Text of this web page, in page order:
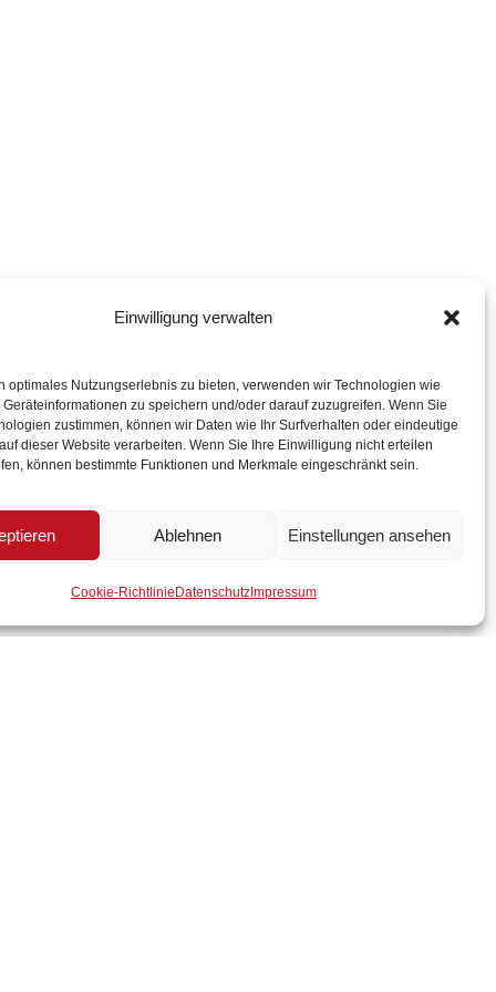
Einwilligung verwalten
optimales Nutzungserlebnis zu bieten, verwenden wir Technologien wie
zu speichern und/oder darauf zuzugreifen. Wenn Sie
zustimmen, können wir Daten wie Ihr Surfverhalten oder eindeutige
dieser Website verarbeiten. Wenn Sie Ihre Einwilligung nicht erteilen
können bestimmte Funktionen und Merkmale eingeschränkt sein.
Ablehnen Einstellungen ansehen
Cookie-Richtlinie DatenschutzImpressum